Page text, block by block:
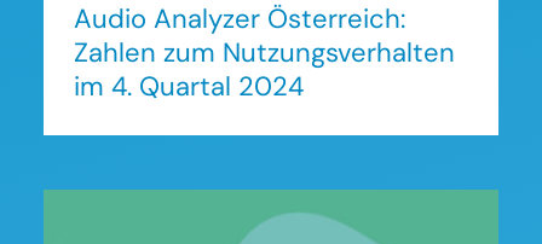
Audio Analyzer Österreich:
Zahlen zum Nutzungsverhalten
im 4. Quartal 2024